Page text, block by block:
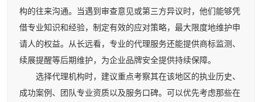
构的往来沟通。当遇到审查意见或第三方异议时，他们能够凭
借专业知识和经验，制定有效的应对策略，最大限度地维护申
请人的权益。从长远看，专业的代理服务还能提供商标监测、
续展提醒等后期维护，为企业品牌安全提供持续保障。
选择代理机构时，建议重点考察其在该地区的执业历史、
成功案例、团队专业资质以及服务口碑。可以优先考虑那些在